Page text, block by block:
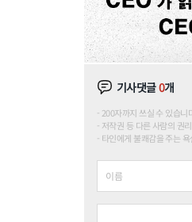
기사댓글0개
200자까지 쓰실 수 있습
저작권 등 다른 사람의 권
타인에게 불쾌감을 주는